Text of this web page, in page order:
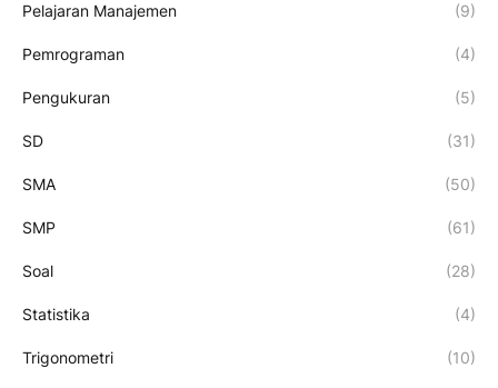
Pelajaran Manajemen (9)
Pemrograman (4)
Pengukuran (5)
SD (31)
SMA (50)
SMP (61)
Soal (28)
Statistika (4)
Trigonometri (10)